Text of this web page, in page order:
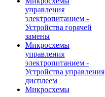
управления
электропитанием -
Устройства горячей
замены
Микросхемы
управления
электропитанием -
Устройства управления
дисплеем
Микросхемы